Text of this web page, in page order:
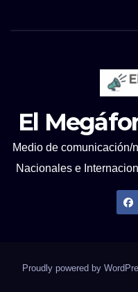
El
Medio de comunicación/
Nacionales e
Proudly powered by